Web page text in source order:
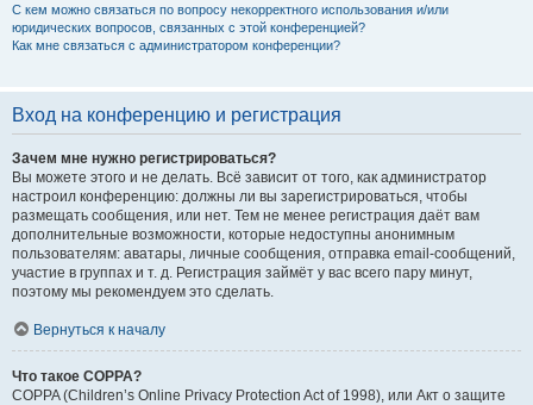
С кем можно связаться по вопросу некорректного использования и/или
юридических вопросов, связанных с этой конференцией?
Как мне связаться с администратором конференции?
Вход на конференцию и регистрация
Зачем мне нужно регистрироваться?
Вы можете этого и не делать. Всё зависит от того, как администратор
настроил конференцию: должны ли вы зарегистрироваться, чтобы
размещать сообщения, или нет. Тем не менее регистрация даёт вам
дополнительные возможности, которые недоступны анонимным
пользователям: аватары, личные сообщения, отправка email-сообщений,
участие в группах и т. д. Регистрация займёт у вас всего пару минут,
поэтому мы рекомендуем это сделать.
Вернуться к началу
Что такое COPPA?
COPPA (Children’s Online Privacy Protection Act of 1998), или Акт о защите